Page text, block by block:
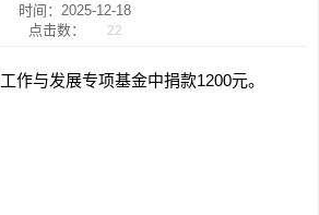
时间：2025-12-18
点击数：
22
与发展专项基金中捐款1200元。